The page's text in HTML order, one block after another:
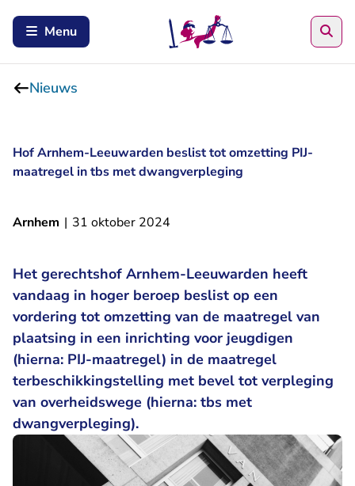
Menu
Nieuws
Hof Arnhem-Leeuwarden beslist tot omzetting PIJ-
maatregel in tbs met dwangverpleging
Arnhem | 31 oktober 2024
Het gerechtshof Arnhem-Leeuwarden heeft
vandaag in hoger beroep beslist op een
vordering tot omzetting van de maatregel van
plaatsing in een inrichting voor jeugdigen
(hierna: PIJ-maatregel) in de maatregel
terbeschikkingstelling met bevel tot verpleging
van overheidswege (hierna: tbs met
dwangverpleging).